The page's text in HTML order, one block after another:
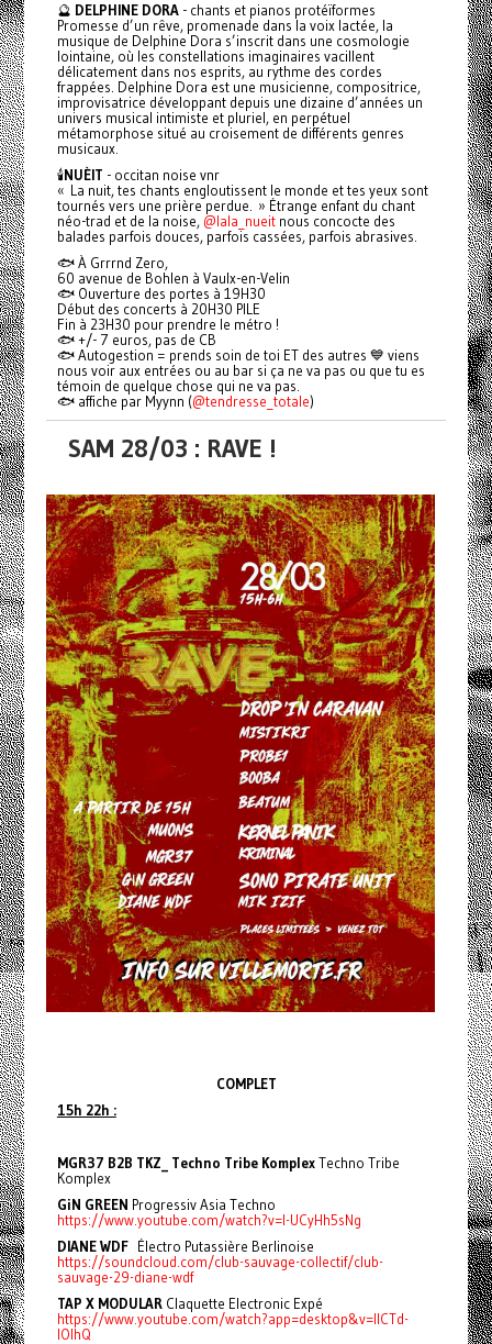
🔮 DELPHINE DORA- chants et pianos protéïformes
Promesse d’un rêve, promenade dans la voix lactée, la
musique de Delphine Dora s’inscrit dans une cosmologie
lointaine, où les constellations imaginaires vacillent
délicatement dans nos esprits, au rythme des cordes
frappées. Delphine Dora est une musicienne, compositrice,
improvisatrice développant depuis une dizaine d’années un
univers musical intimiste et pluriel, en perpétuel
métamorphose situé au croisement de différents genres
musicaux.
🕯️NUÈIT - occitan noise vnr
« La nuit, tes chants engloutissent le monde et tes yeux sont
tournés vers une prière perdue. » Étrange enfant du chant
néo-trad et de la noise, @lala_nueitnous concocte des
balades parfois douces, parfois cassées, parfois abrasives.
🐟 À Grrrnd Zero,
60 avenue de Bohlen à Vaulx-en-Velin
🐟 Ouverture des portes à 19H30
Début des concerts à 20H30 PILE
Fin à 23H30 pour prendre le métro !
🐟 +/- 7 euros, pas de CB
🐟 Autogestion = prends soin de toi ET des autres 💙 viens
nous voir aux entrées ou au bar si ça ne va pas ou que tu es
témoin de quelque chose qui ne va pas.
🐟 affiche par Myynn (@tendresse_totale)
SAM 28/03 : RAVE !
COMPLET
15h 22h :
MGR37 B2B TKZ_ Techno Tribe KomplexTechno Tribe
Komplex
GiN GREEN Progressiv Asia Techno
https://www.youtube.com/watch?v=l-UCyHh5sNg
DIANE WDFÉlectro Putassière Berlinoise
https://soundcloud.com/club-sauvage-collectif/club-
sauvage-29-diane-wdf
TAP X MODULARClaquette Electronic Expé
https://www.youtube.com/watch?app=desktop&v=IICTd-
lOlhQ